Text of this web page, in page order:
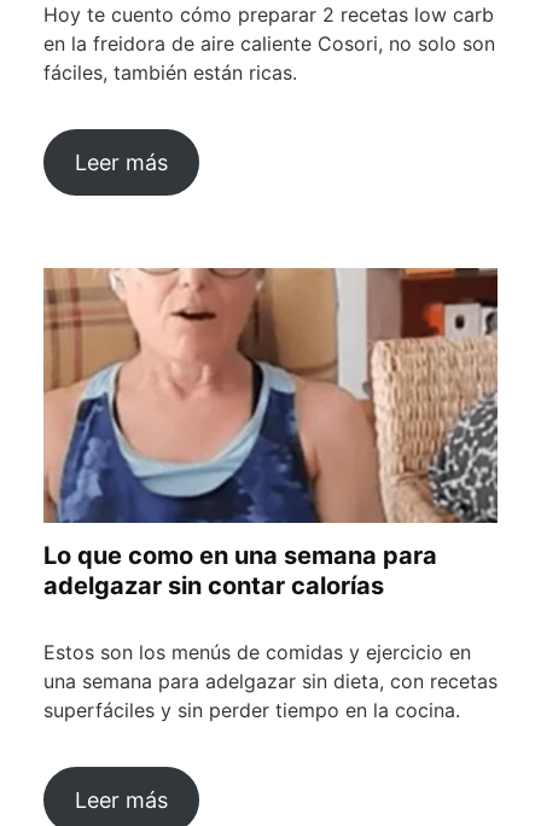
Hoy te cuento cómo preparar 2 recetas low carb
en la freidora de aire caliente Cosori, no solo son
fáciles, también están ricas.
Leer más
Lo que como en una semana para
adelgazar sin contar calorías
Estos son los menús de comidas y ejercicio en
una semana para adelgazar sin dieta, con recetas
superfáciles y sin perder tiempo en la cocina.
Leer más